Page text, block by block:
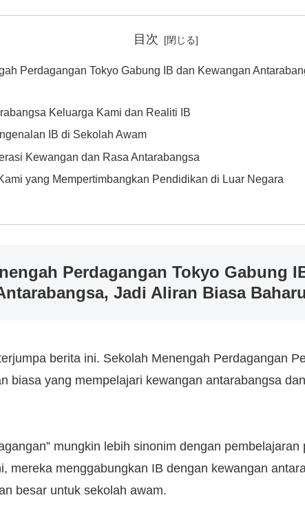
目次
Perdagangan Tokyo Gabung IB dan Kewangan
Keluarga Kami dan Realiti IB
IB di Sekolah Awam
Kewangan dan Rasa Antarabangsa
yang Mempertimbangkan Pendidikan di Luar Negara
Perdagangan Tokyo Gabung
Jadi Aliran Biasa Baharu
berita ini. Sekolah Menengah Perdagangan
biasa yang mempelajari kewangan antarabangsa
mungkin lebih sinonim dengan
mereka menggabungkan IB dengan kewangan
besar untuk sekolah awam.